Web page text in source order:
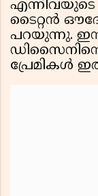
ടൈറ്റൻ
പറയുന്നു.
പ്രേമികൾ